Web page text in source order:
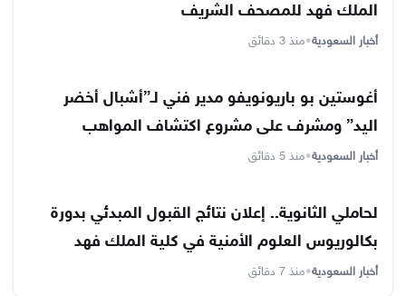
الملك فهد للمصحف الشريف
أخبار السعودية•منذ 3 دقائق
أغوستين بو باريونويفو مدير فني لـ”أشبال أخضر
اليد” ومشرف على مشروع اكتشاف المواهب
أخبار السعودية•منذ 5 دقائق
لحاملي الثانوية.. إعلان نتائج القبول المبدئي بدورة
بكالوريوس العلوم الأمنية في كلية الملك فهد
أخبار السعودية•منذ 7 دقائق